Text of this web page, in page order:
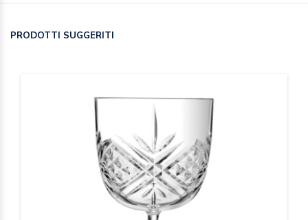
PRODOTTI SUGGERITI